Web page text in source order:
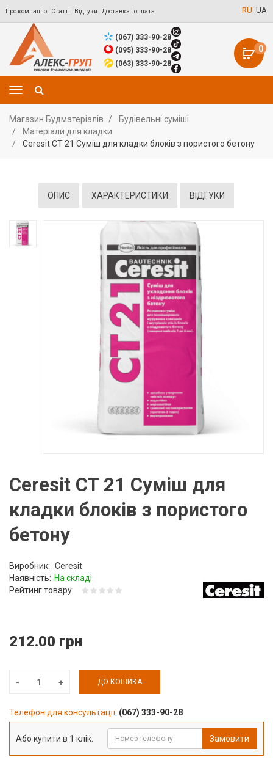
Про компанію Статті Відгуки Доставка і оплата RU UA
0
(067) 333-90-28
(095) 333-90-28
(063) 333-90-28
Магазин Будматеріалів
Будівельні суміші
Матеріали для кладки
Ceresit CT 21 Суміш для кладки блоків з пористого бетону
ОПИС ХАРАКТЕРИСТИКИ ВІДГУКИ
Ceresit CT 21 Суміш для
кладки блоків з пористого
бетону
Виробник: Ceresit
Наявність: На складі
Рейтинг товару:
212.00 грн
ДО КОШИКА
Телефон для консультації: (067) 333-90-28
Або купити в 1 клік: Замовити